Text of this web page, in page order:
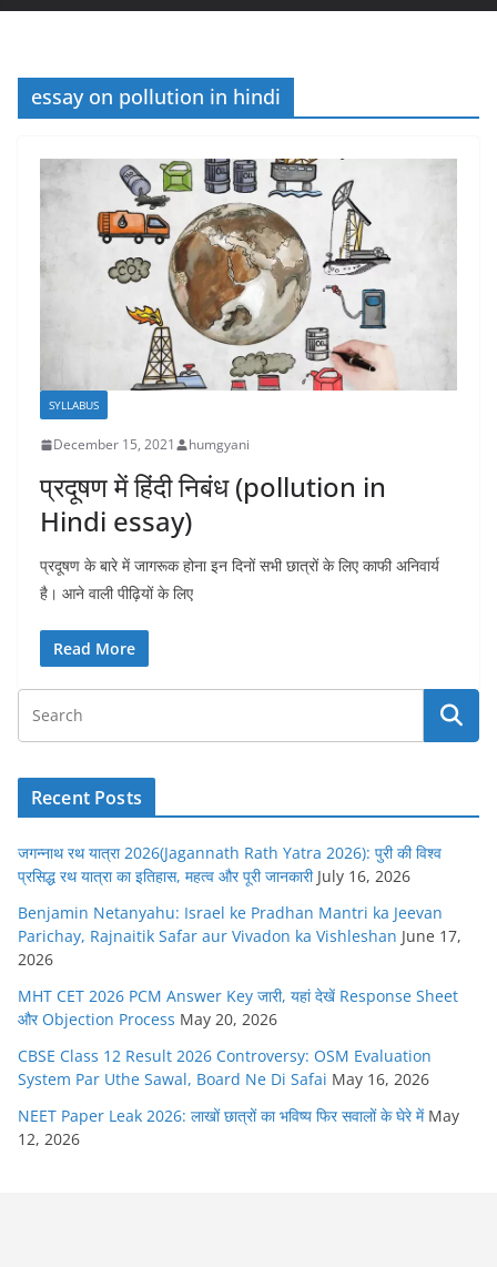
essay on pollution in hindi
SYLLABUS
December 15, 2021 humgyani
प्रदूषण में हिंदी निबंध (pollution in
Hindi essay)
प्रदूषण के बारे में जागरूक होना इन दिनों सभी छात्रों के लिए काफी अनिवार्य
है। आने वाली पीढ़ियों के लिए
Read More
Recent Posts
जगन्नाथ रथ यात्रा 2026(Jagannath Rath Yatra 2026): पुरी की विश्व
प्रसिद्ध रथ यात्रा का इतिहास, महत्व और पूरी जानकारी July 16, 2026
Benjamin Netanyahu: Israel ke Pradhan Mantri ka Jeevan
Parichay, Rajnaitik Safar aur Vivadon ka Vishleshan June 17,
2026
MHT CET 2026 PCM Answer Key जारी, यहां देखें Response Sheet
और Objection Process May 20, 2026
CBSE Class 12 Result 2026 Controversy: OSM Evaluation
System Par Uthe Sawal, Board Ne Di Safai May 16, 2026
NEET Paper Leak 2026: लाखों छात्रों का भविष्य फिर सवालों के घेरे में May
12, 2026